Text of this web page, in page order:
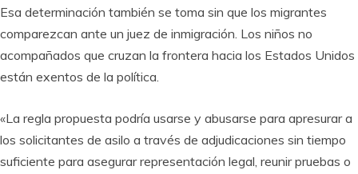
Esa determinación también se toma sin que los migrantes
comparezcan ante un juez de inmigración. Los niños no
acompañados que cruzan la frontera hacia los Estados Unidos
están exentos de la política.
«La regla propuesta podría usarse y abusarse para apresurar a
los solicitantes de asilo a través de adjudicaciones sin tiempo
suficiente para asegurar representación legal, reunir pruebas o